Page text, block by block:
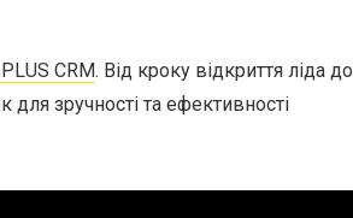
CRM. Від кроку відкриття ліда до
зручності та ефективності